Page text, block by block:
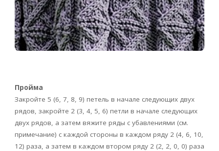
Пройма
Закройте 5 (6, 7, 8, 9) петель в начале следующих двух
рядов, закройте 2 (3, 4, 5, 6) петли в начале следующих
двух рядов, а затем вяжите ряды с убавлениями (см.
примечание) с каждой стороны в каждом ряду 2 (4, 6, 10,
12) раза, а затем в каждом втором ряду 2 (2, 2, 0, 0) раза